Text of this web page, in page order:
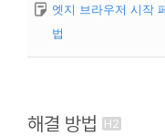
엣지 브라우저 시작
법
해결 방법